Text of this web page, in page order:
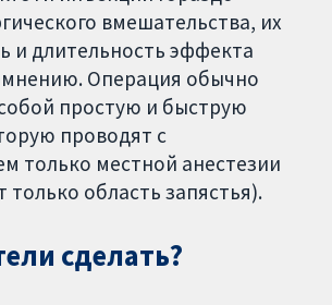
вмешательства, их
и длительность эффекта
Операция обычно
простую и быструю
проводят с
только местной анестезии
область запястья).
сделать?